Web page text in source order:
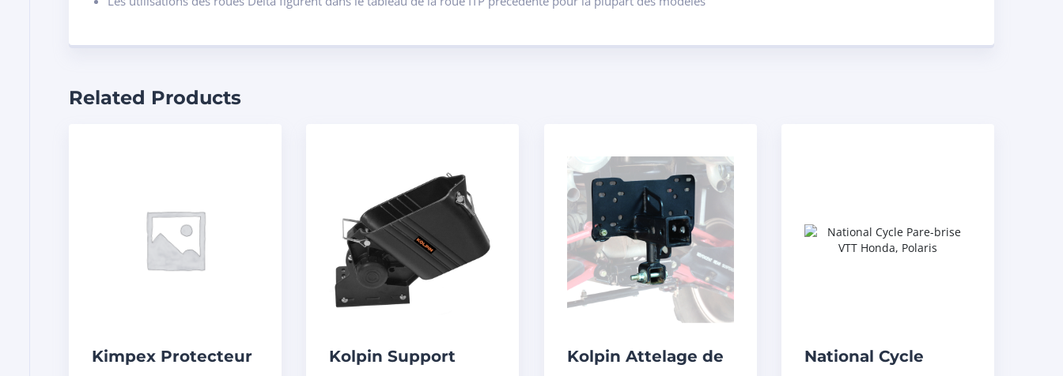
Related Products
Kimpex Protecteur
Kolpin Support
Kolpin Attelage de
National Cycle